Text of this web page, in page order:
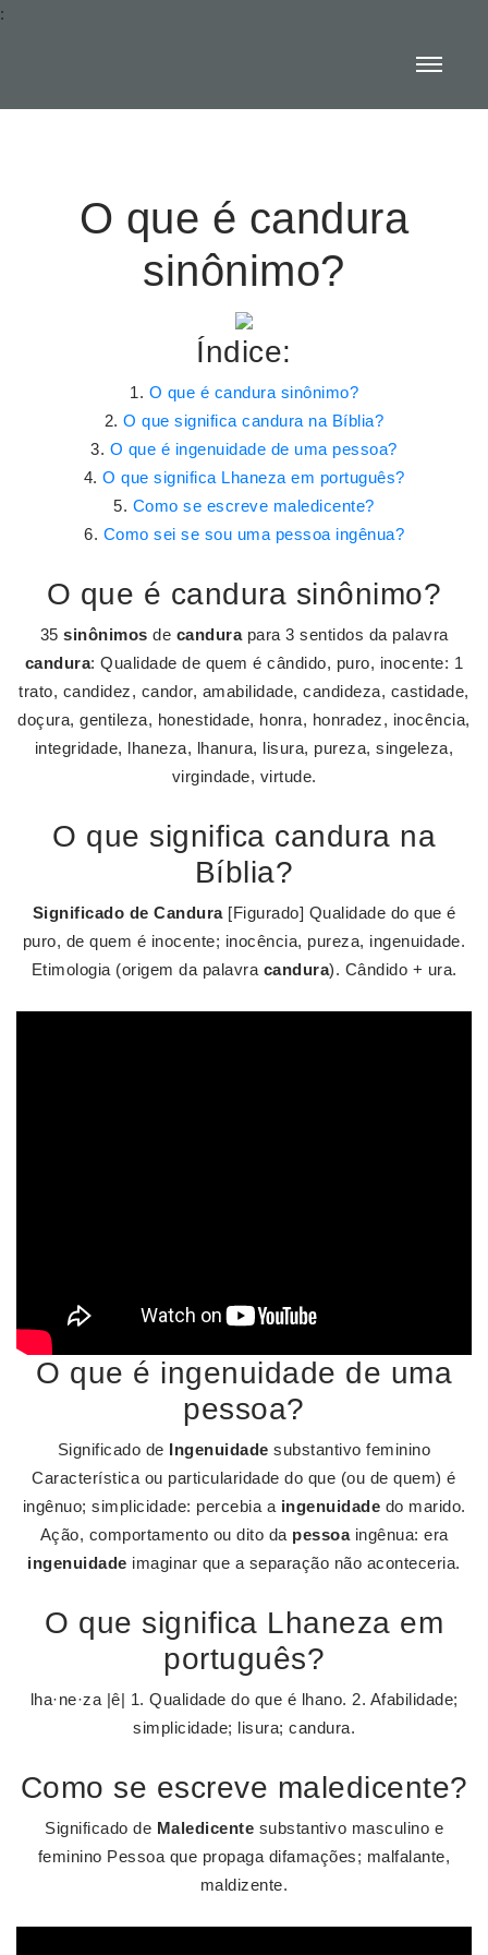
:
O que é candura
sinônimo?
Índice:
O que é candura sinônimo?
O que significa candura na Bíblia?
O que é ingenuidade de uma pessoa?
O que significa Lhaneza em português?
Como se escreve maledicente?
Como sei se sou uma pessoa ingênua?
O que é candura sinônimo?
35 sinônimos de candurapara 3 sentidos da palavra
candura: Qualidade de quem é cândido, puro, inocente: 1
trato, candidez, candor, amabilidade, candideza, castidade,
doçura, gentileza, honestidade, honra, honradez, inocência,
integridade, lhaneza, lhanura, lisura, pureza, singeleza,
virgindade, virtude.
O que significa candura na
Bíblia?
Significado de Candura[Figurado] Qualidade do que é
puro, de quem é inocente; inocência, pureza, ingenuidade.
Etimologia (origem da palavra candura). Cândido + ura.
O que é ingenuidade de uma
pessoa?
Significado de Ingenuidade substantivo feminino
Característica ou particularidade do que (ou de quem) é
ingênuo; simplicidade: percebia a ingenuidade do marido.
Ação, comportamento ou dito da pessoaingênua: era
ingenuidade imaginar que a separação não aconteceria.
O que significa Lhaneza em
português?
lha·ne·za |ê| 1. Qualidade do que é lhano. 2. Afabilidade;
simplicidade; lisura; candura.
Como se escreve maledicente?
Significado de Maledicente substantivo masculino e
feminino Pessoa que propaga difamações; malfalante,
maldizente.